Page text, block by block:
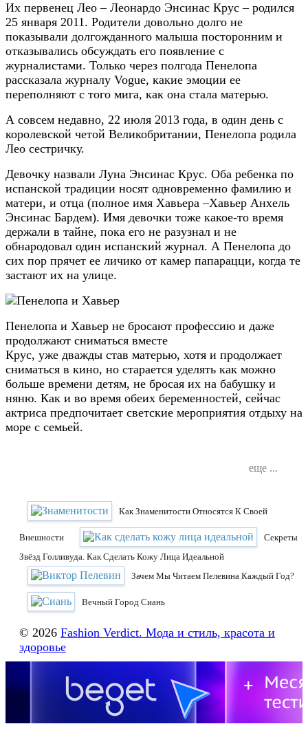
Их первенец Лео – Леонардо Энсинас Крус – родился
25 января 2011. Родители довольно долго не
показывали долгожданного малыша посторонним и
отказывались обсуждать его появление с
журналистами. Только через полгода Пенелопа
рассказала журналу Vogue, какие эмоции ее
переполняют с того мига, как она стала матерью.
А совсем недавно, 22 июля 2013 года, в один день с
королевской четой Великобритании, Пенелопа родила
Лео сестричку.
Девочку назвали Луна Энсинас Крус. Оба ребенка по
испанской традиции носят одновременно фамилию и
матери, и отца (полное имя Хавьера –Хавьер Анхель
Энсинас Бардем). Имя девочки тоже какое-то время
держали в тайне, пока его не разузнал и не
обнародовал один испанский журнал. А Пенелопа до
сих пор прячет ее личико от камер папарацци, когда те
застают их на улице.
Пенелопа и Хавьер не бросают профессию и даже
продолжают сниматься вместе
Крус, уже дважды став матерью, хотя и продолжает
сниматься в кино, но старается уделять как можно
больше времени детям, не бросая их на бабушку и
няню. Как и во время обеих беременностей, сейчас
актриса предпочитает светские мероприятия отдыху на
море с семьей.
еще ...
Как Знаменитости Относятся К Своей
Внешности
Секреты
Звёзд Голливуда. Как Сделать Кожу Лица Идеальной
Зачем Мы Читаем Пелевина Каждый Год?
Вечный Город Сиань
© 2026 Fashion Verdict. Мода и стиль, красота и
здоровье